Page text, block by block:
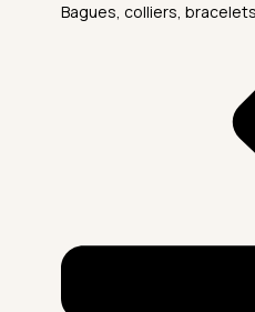
Bagues, colliers,